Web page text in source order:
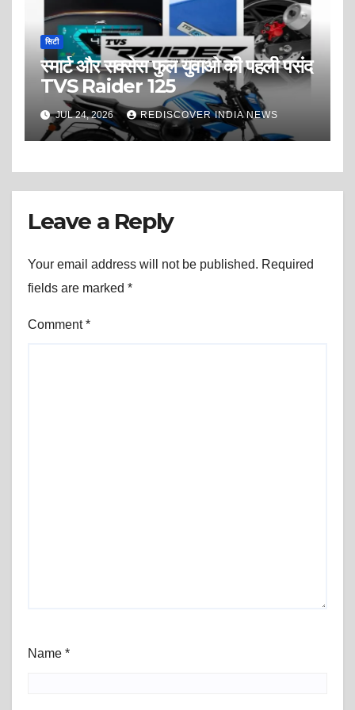
शाकंभरी रेसीडेंसी’ (Dream
Shakambhari Residency)।
सिटी
स्मार्ट और सक्सेस फुल युवाओ की पहली पसंद
TVS Raider 125
JUL 24, 2026 REDISCOVER INDIA NEWS
Leave a Reply
Your email address will not be published. Required
fields are marked *
Comment*
Name *